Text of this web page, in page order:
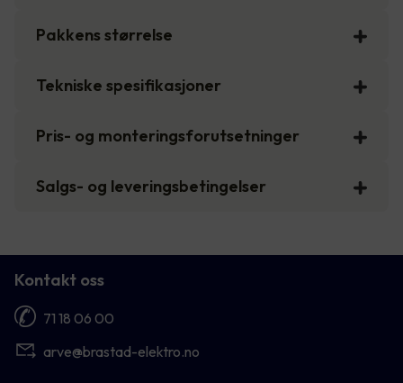
Pakkens størrelse
Tekniske spesifikasjoner
Pris- og monteringsforutsetninger
Salgs- og leveringsbetingelser
Kontakt oss
71 18 06 00
arve@brastad-elektro.no